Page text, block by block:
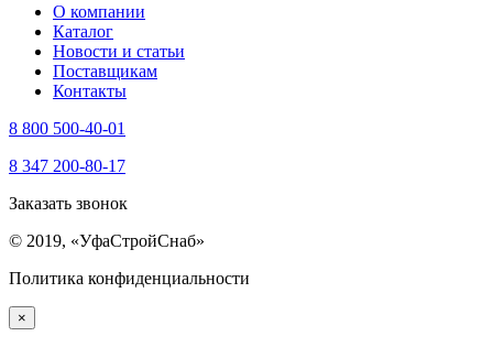
О компании
Каталог
Новости и статьи
Поставщикам
Контакты
8 800 500-40-01
8 347 200-80-17
Заказать звонок
© 2019, «УфаСтройСнаб»
Политика конфиденциальности
×